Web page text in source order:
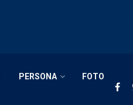
PERSONA FOTO